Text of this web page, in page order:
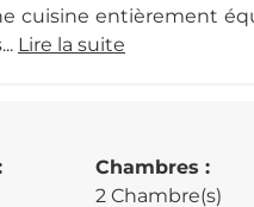
cuisine entièrement
Lire la suite
Chambres :
2 Chambre(s)